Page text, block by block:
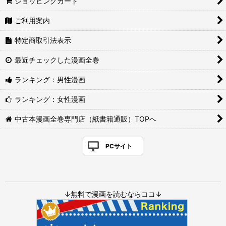
ご利用案内
特定商取引法表示
最近チェックした漫画全巻
ランキング：男性漫画
ランキング：女性漫画
中古本漫画全巻専門店（紙書籍通販）TOPへ
PCサイト
↓無料で漫画を読むならココ↓